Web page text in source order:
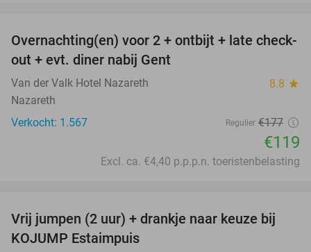
33%
Overnachting(en) voor 2 + ontbijt + late check-
out + evt. diner nabij Gent
Van der Valk Hotel Nazareth 8.8 star
Nazareth
Verkocht: 1.567
Regulier €177
€119
Excl. ca. €4,40 p.p.p.n. toeristenbelasting
39%
Vrij jumpen (2 uur) + drankje naar keuze bij
KOJUMP Estaimpuis